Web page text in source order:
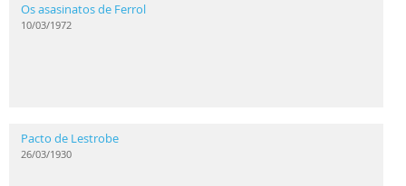
Os asasinatos de Ferrol
10/03/1972
Pacto de Lestrobe
26/03/1930